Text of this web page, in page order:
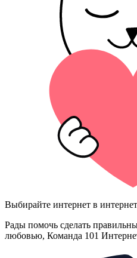
Выбирайте интернет в
Рады помочь сделать
любовью, Команда 101